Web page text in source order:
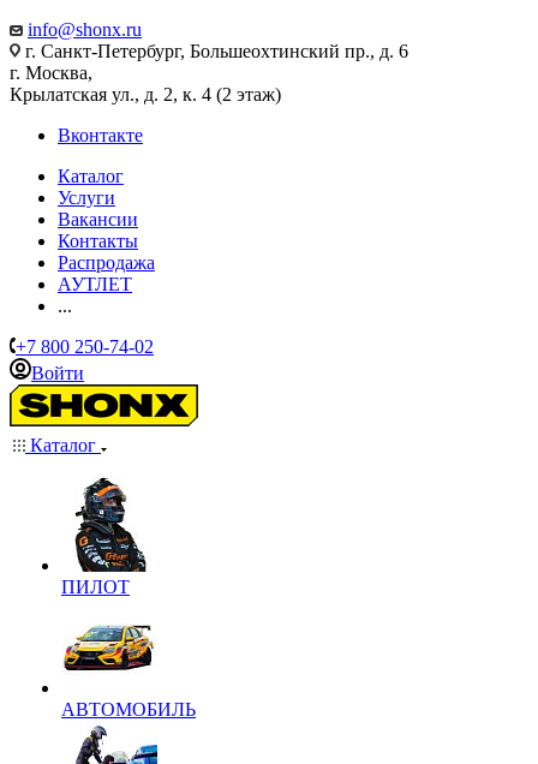
info@shonx.ru
г. Санкт-Петербург, Большеохтинский пр., д. 6
г. Москва,
Крылатская ул., д. 2, к. 4 (2 этаж)
Вконтакте
Каталог
Услуги
Вакансии
Контакты
Распродажа
АУТЛЕТ
...
+7 800 250-74-02
Войти
Каталог
ПИЛОТ
АВТОМОБИЛЬ